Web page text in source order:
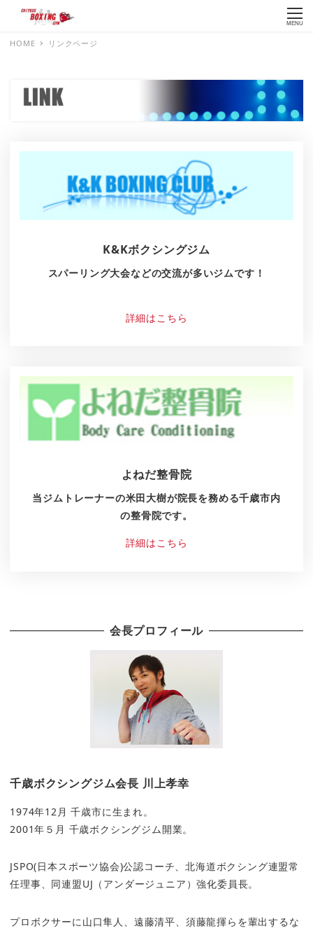
MENU
HOME リンクページ
K&Kボクシングジム
スパーリング大会などの交流が多いジムです！
詳細はこちら
よねだ整骨院
当ジムトレーナーの米田大樹が院長を務める千歳市内
の整骨院です。
詳細はこちら
会長プロフィール
千歳ボクシングジム会長 川上孝幸
1974年12月 千歳市に生まれ。
2001年５月 千歳ボクシングジム開業。
JSPO(日本スポーツ協会)公認コーチ、北海道ボクシング連盟常
任理事、同連盟UJ（アンダージュニア）強化委員長。
プロボクサーに山口隼人、遠藤清平、須藤龍揮らを輩出するな